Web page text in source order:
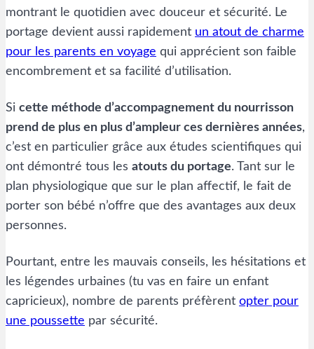
montrant le quotidien avec douceur et sécurité. Le
portage devient aussi rapidement un atout de charme
pour les parents en voyage qui apprécient son faible
encombrement et sa facilité d’utilisation.
Si cette méthode d’accompagnement du nourrisson
prend de plus en plus d’ampleur ces dernières années,
c’est en particulier grâce aux études scientifiques qui
ont démontré tous les atouts du portage. Tant sur le
plan physiologique que sur le plan affectif, le fait de
porter son bébé n’offre que des avantages aux deux
personnes.
Pourtant, entre les mauvais conseils, les hésitations et
les légendes urbaines (tu vas en faire un enfant
capricieux), nombre de parents préfèrent opter pour
une poussette par sécurité.